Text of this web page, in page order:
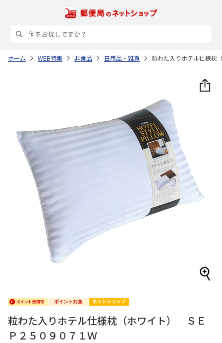
ホーム WEB特集 非食品 日用品・雑貨 粒わた入りホテル仕様枕
粒わた入りホテル仕様枕（ホワイト） ＳＥ
Ｐ２５０９０７１Ｗ